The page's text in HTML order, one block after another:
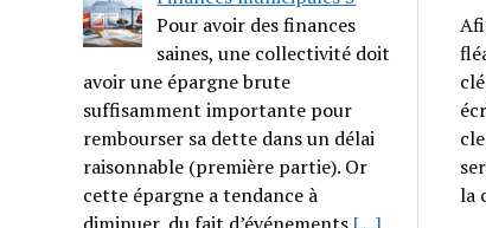
Pour avoir des finances
saines, une collectivité doit
avoir une épargne brute
suffisamment importante pour
rembourser sa dette dans un délai
raisonnable (première partie). Or
cette épargne a tendance à
la